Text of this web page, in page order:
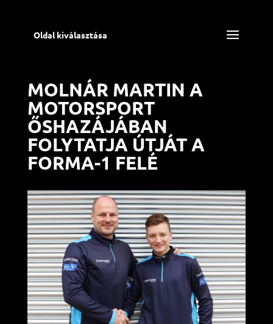
Oldal kiválasztása
MOLNÁR MARTIN A
MOTORSPORT
ŐSHAZÁJÁBAN
FOLYTATJA ÚTJÁT A
FORMA-1 FELÉ